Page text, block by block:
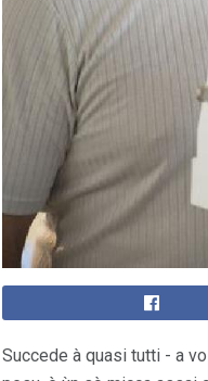
Succede à quasi tutti - a